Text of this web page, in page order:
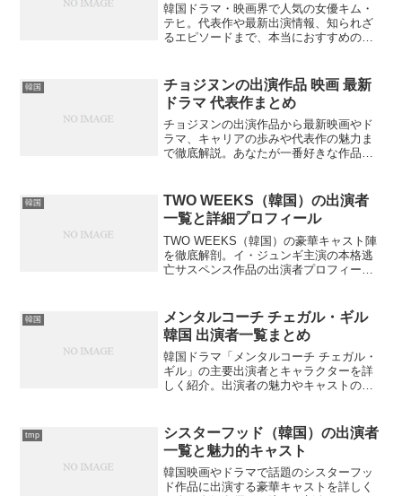
韓国ドラマ・映画界で人気の女優キム・
テヒ。代表作や最新出演情報、知られざ
るエピソードまで、本当におすすめの出
韓国
チョジヌンの出演作品 映画 最新
ドラマ 代表作まとめ
チョジヌンの出演作品から最新映画やド
ラマ、キャリアの歩みや代表作の魅力ま
で徹底解説。あなたが一番好きな作品は
韓国
TWO WEEKS（韓国）の出演者
一覧と詳細プロフィール
TWO WEEKS（韓国）の豪華キャスト陣
を徹底解剖。イ・ジュンギ主演の本格逃
亡サスペンス作品の出演者プロフィール
目すべき出演者は誰なのでしょうか？
韓国
メンタルコーチ チェガル・ギル
韓国 出演者一覧まとめ
韓国ドラマ「メンタルコーチ チェガル・
ギル」の主要出演者とキャラクターを詳
しく紹介。出演者の魅力やキャストの背
tmp
シスターフッド（韓国）の出演者
一覧と魅力的キャスト
韓国映画やドラマで話題のシスターフッ
ド作品に出演する豪華キャストを詳しく